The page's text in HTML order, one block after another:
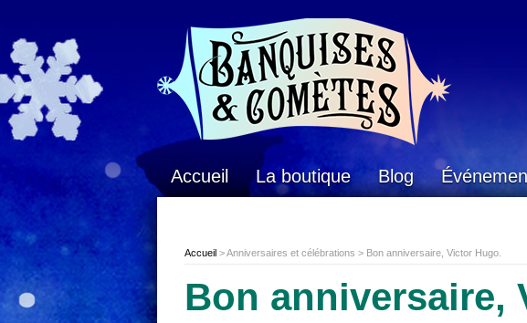
Accueil La boutique Blog
Accueil > Anniversaires et célébrations > Bon anniversaire, Victor Hugo.
Bon anniversaire,